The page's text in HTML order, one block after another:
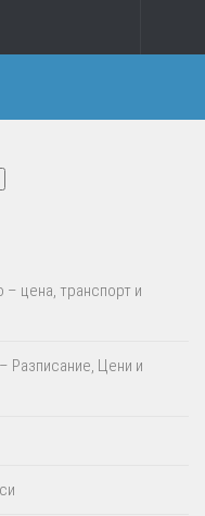
цена, транспорт и
Разписание, Цени и